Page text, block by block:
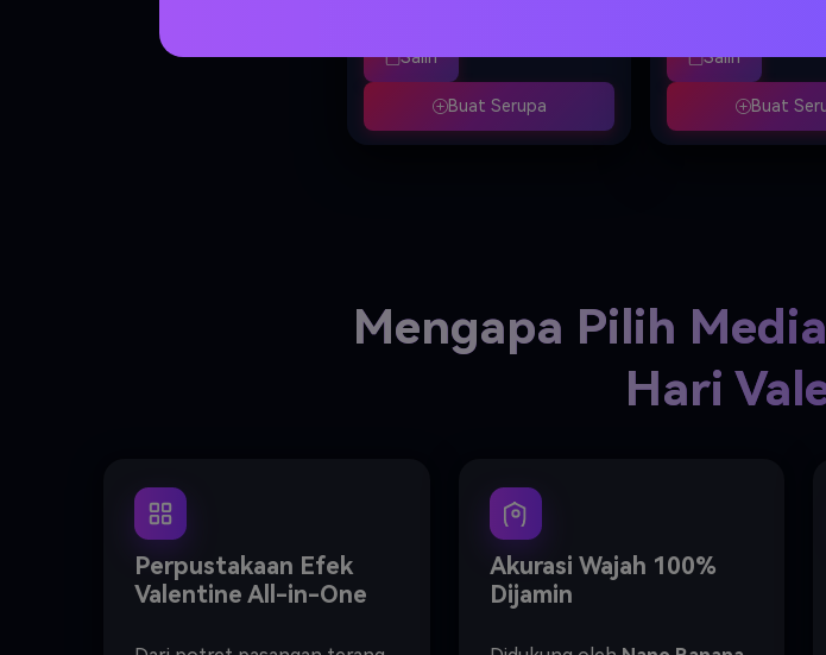
'Happy Valentine's Day' dengan
font romantis, latar blush lembut
bertekstur halus, desain kartu
digital premium untuk dibagikan,
Salin
Buat Serupa
ke emas, sempurna
potret atau wallpaper,
manusia, rangkaian
dekoratif, estetika
Salin
Buat
Mengapa Pilih
Hari
Perpustakaan Efek
Valentine All-in-One
Akurasi Wajah 100%
Dijamin